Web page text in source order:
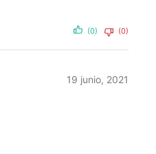
(0) (0)
19 junio, 2021